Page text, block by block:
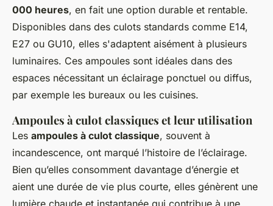
000 heures, en fait une option durable et rentable.
Disponibles dans des culots standards comme E14,
E27 ou GU10, elles s'adaptent aisément à plusieurs
luminaires. Ces ampoules sont idéales dans des
espaces nécessitant un éclairage ponctuel ou diffus,
par exemple les bureaux ou les cuisines.
Ampoules à culot classiques et leur utilisation
Les ampoules à culot classique, souvent à
incandescence, ont marqué l’histoire de l’éclairage.
Bien qu’elles consomment davantage d’énergie et
aient une durée de vie plus courte, elles génèrent une